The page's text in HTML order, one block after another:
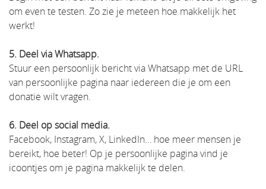
om even te testen. Zo zie je meteen hoe makkelijk het
werkt!
5. Deel via Whatsapp.
Stuur een persoonlijk bericht via Whatsapp met de URL
van persoonlijke pagina naar iedereen die je om een
donatie wilt vragen.
6. Deel op social media.
Facebook, Instagram, X, LinkedIn… hoe meer mensen je
bereikt, hoe beter! Op je persoonlijke pagina vind je
icoontjes om je pagina makkelijk te delen.